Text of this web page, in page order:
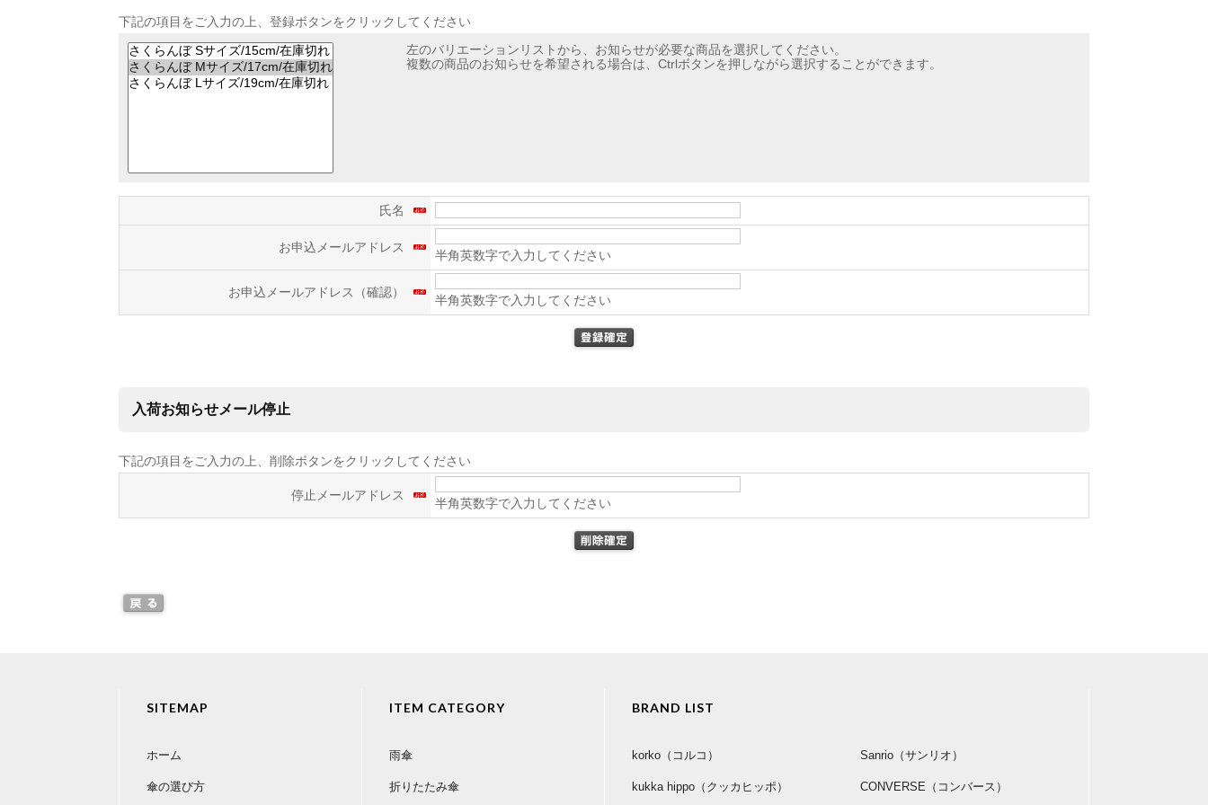
下記の項目をご入力の上、登録ボタンをクリックしてください
左のバリエーションリストから、お知らせが必要な商品を選択してください。
複数の商品のお知らせを希望される場合は、Ctrlボタンを押しながら選択することができます。
氏名
お申込メールアドレス
半角英数字で入力してください
お申込メールアドレス（確認）
半角英数字で入力してください
入荷お知らせメール停止
下記の項目をご入力の上、削除ボタンをクリックしてください
停止メールアドレス
半角英数字で入力してください
SITEMAP
ホーム
傘の選び方
ITEM CATEGORY
雨傘
折りたたみ傘
BRAND LIST
korko（コルコ）
kukka hippo（クッカヒッポ）
Sanrio（サンリオ）
CONVERSE（コンバース）